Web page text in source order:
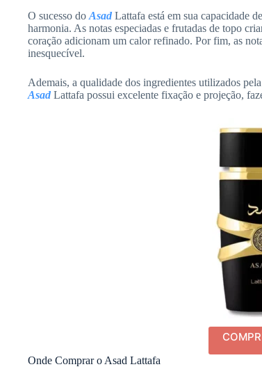
O sucesso do Asad Lattafa está em sua capacidade
harmonia. As notas especiadas e frutadas de topo
coração adicionam um calor refinado. Por fim, as
inesquecível.
Ademais, a qualidade dos ingredientes utilizados
Asad Lattafa possui excelente fixação e projeção,
Onde Comprar o Asad Lattafa